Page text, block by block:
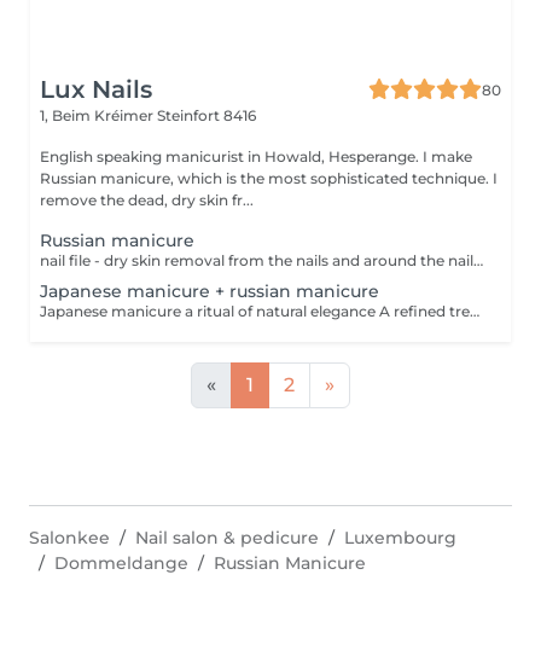
Lux Nails
80
1, Beim Kréimer Steinfort 8416
English speaking manicurist in Howald, Hesperange. I make
Russian manicure, which is the most sophisticated technique. I
remove the dead, dry skin fr...
Russian manicure
nail file - dry skin removal from the nails and around the nail with special bits and scissor - nail and skin moisturising I make Russian manicure, which is the most sophisticated technique. I remove the dead, dry skin from the nails and around the nails with special manicure bits and scissors. The result is a perfect nail and skin surface. You will feel as if somebody exchanged your hands.
Japanese manicure + russian manicure
Japanese manicure a ritual of natural elegance A refined treatment for those who cannot wear or choose not to wear gel polish or artificial nails and prefer a clean, natural, short style. Nails become beautifully cared for, smooth and naturally shiny without polish. This treatment uses a natural paste enriched with beeswax, keratin, vitamins and minerals. Premium care for your hands, which also includes a russian manicure for perfectly prepared cuticles. Ideal for weak, tired or brittle nails.
« 1 2 »
Salonkee Nail salon & pedicure
Luxembourg
Dommeldange
Russian Manicure